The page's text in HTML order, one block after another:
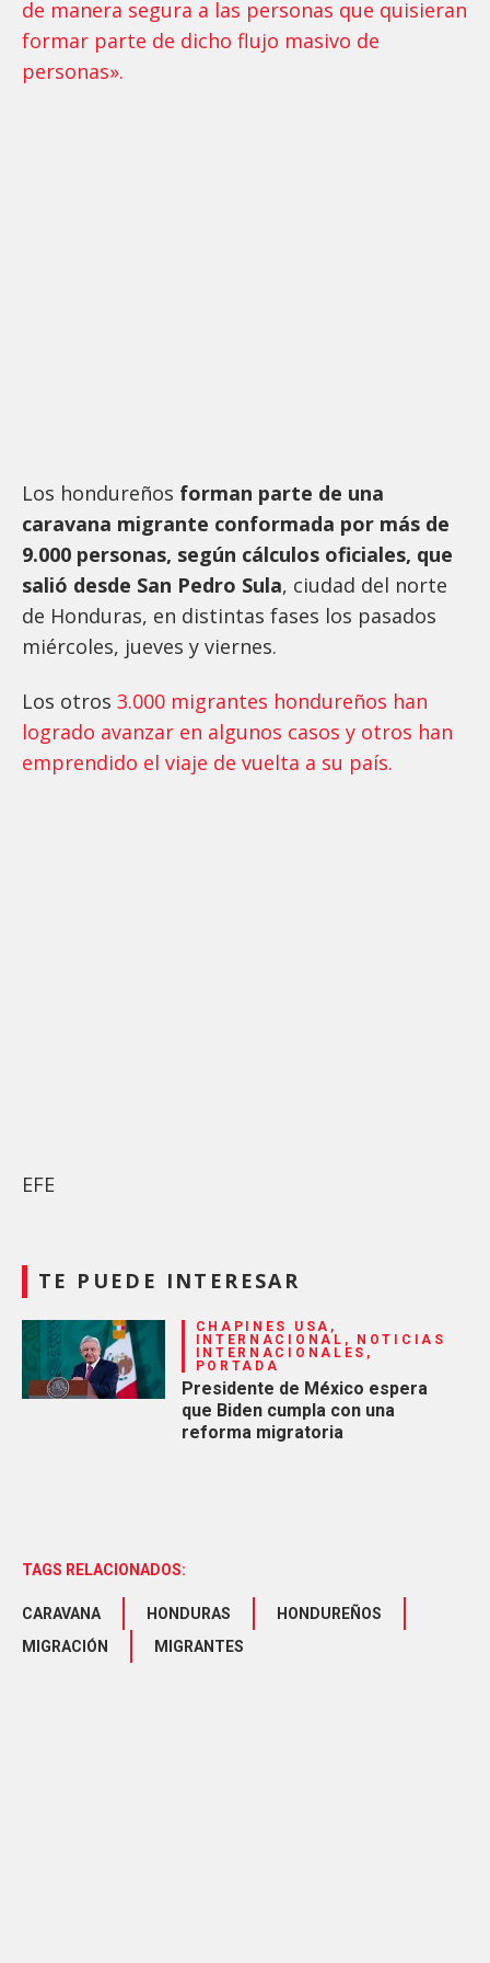
de manera segura a las personas que quisieran
formar parte de dicho flujo masivo de
personas».
Los hondureños forman parte de una
caravana migrante conformada por más de
9.000 personas, según cálculos oficiales, que
salió desde San Pedro Sula, ciudad del norte
de Honduras, en distintas fases los pasados
miércoles, jueves y viernes.
Los otros 3.000 migrantes hondureños han
logrado avanzar en algunos casos y otros han
emprendido el viaje de vuelta a su país.
EFE
TE PUEDE INTERESAR
CHAPINES USA,
INTERNACIONAL, NOTICIAS
INTERNACIONALES,
PORTADA
Presidente de México espera
que Biden cumpla con una
reforma migratoria
TAGS RELACIONADOS:
CARAVANA HONDURAS
HONDUREÑOS
MIGRACIÓN
MIGRANTES